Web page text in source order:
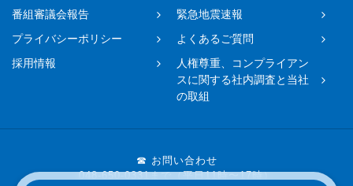
番組審議会報告
緊急地震速報
プライバシーポリシー
よくあるご質問
採用情報
人権尊重、コンプライアン
スに関する社内調査と当社
の取組
☎ お問い合わせ
048-650-0331まで（平日11時〜17時）